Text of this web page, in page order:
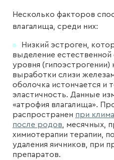
Несколько факторов
влагалища, среди них:
Низкий эстроген,
выделение
уровня
выработки слизи
оболочка истончается и
эластичность. Данные
«атрофия влагалища».
распространен при
после родов, месячных,
химиотерапии терапии,
удаления яичников, при
препаратов.